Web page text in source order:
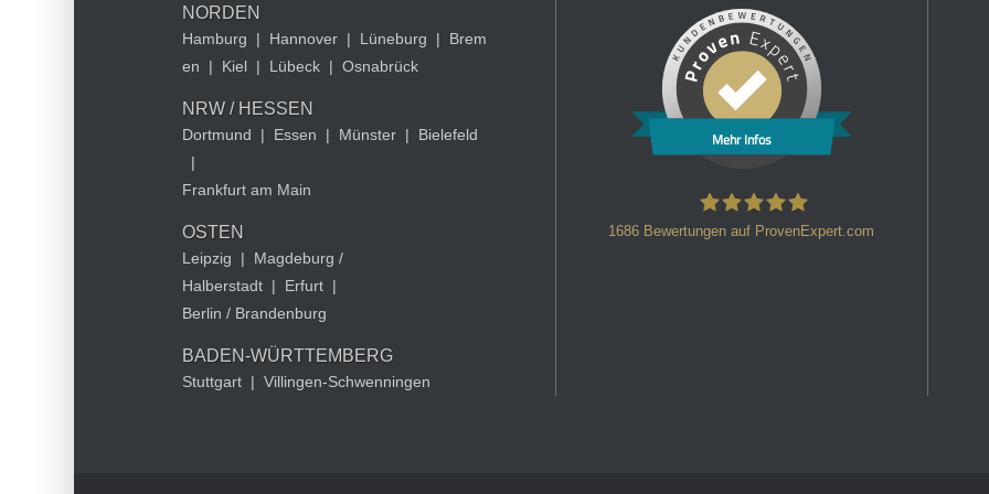
NORDEN
Hamburg | Hannover | Lüneburg |
Brem
en
| Kiel | Lübeck | Osnabrück
NRW / HESSEN
Dortmund | Essen | Münster |
Bielefeld
|
Frankfurt am Main
OSTEN
Leipzig |
Magdeburg /
Halberstadt | Erfurt |
Berlin / Brandenburg
BADEN-WÜRTTEMBERG
Stuttgart | Villingen-Schwenningen
Mehr Infos
1686 Bewertungen auf ProvenExpert.com